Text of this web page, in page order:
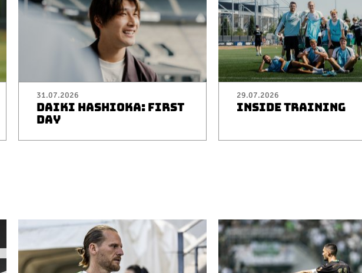
31.07.2026
DAIKI HASHIOKA: FIRST
DAY
29.07.2026
INSIDE TRAINING